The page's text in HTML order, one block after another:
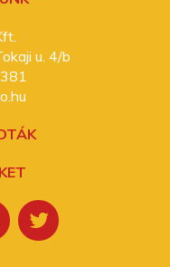
u. 4/b